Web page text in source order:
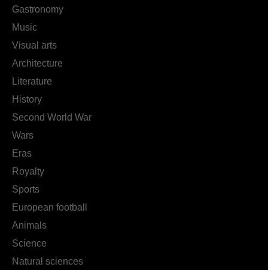
Gastronomy
Music
Visual arts
Architecture
Literature
History
Second World War
Wars
Eras
Royalty
Sports
European football
Animals
Science
Natural sciences